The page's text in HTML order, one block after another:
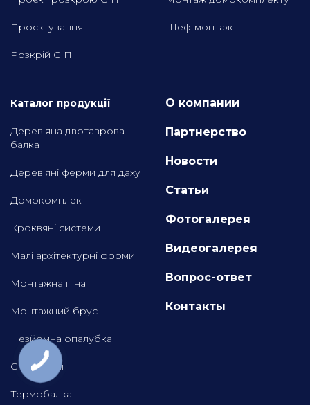
Проєктування
Розкрій СІП
Шеф-монтаж
Каталог продукції
Дерев'яна двотаврова
балка
Дерев'яні ферми для даху
Домокомплект
Кроквяні системи
Малі архітектурні форми
Монтажна піна
Монтажний брус
Незйомна опалубка
СІП панелі
Термобалка
О компании
Партнерство
Новости
Статьи
Фотогалерея
Видеогалерея
Вопрос-ответ
Контакты